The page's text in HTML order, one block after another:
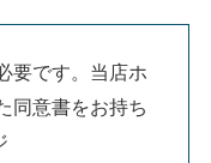
要です。当店ホ
同意書をお持ち